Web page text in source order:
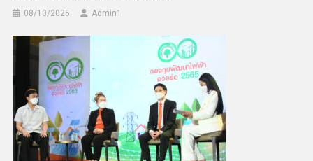
08/10/2025 Admin​1